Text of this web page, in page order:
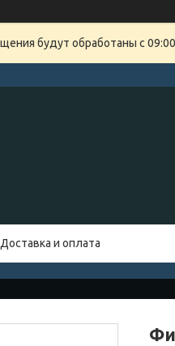
будут обработаны с
Доставка и оплата